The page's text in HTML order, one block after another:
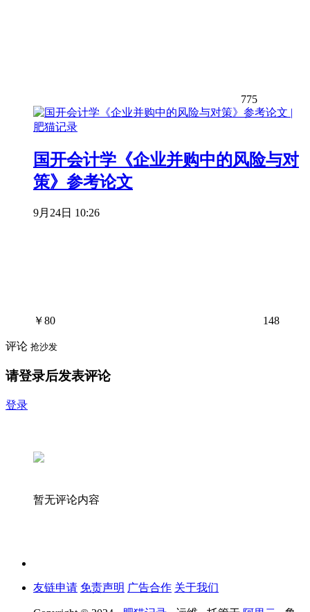
775
国开会计学《企业并购中的风险与对
策》参考论文
9月24日 10:26
￥80 148
评论 抢沙发
请登录后发表评论
登录
暂无评论内容
友链申请 免责声明 广告合作 关于我们